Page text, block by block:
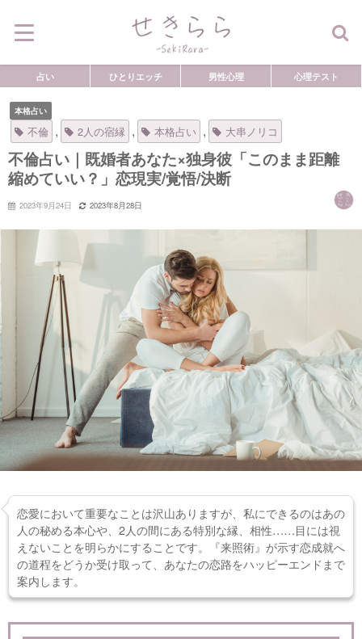
占い ひとりエッチ 男性心理 心理テスト
本格占い
不倫 , 2人の宿縁 , 本格占い , 大串ノリコ
不倫占い｜既婚者あなた×独身彼「このまま距離
縮めていい？」恋現実/覚悟/決断
2023年9月24日 2023年8月28日
恋愛において重要なことは沢山ありますが、私にできるのはあの
人の秘める本心や、2人の間にある特別な縁、相性……目には視
えないことを明らかにすることです。『来照術』が示す恋成就へ
の道程をどうか受け取って、あなたの恋路をハッピーエンドまで
案内します。